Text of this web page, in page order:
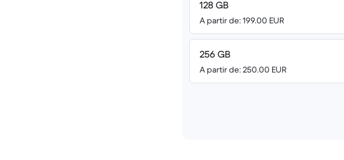
128 GB
A partir de: 199.00 EUR
256 GB
A partir de: 250.00 EUR